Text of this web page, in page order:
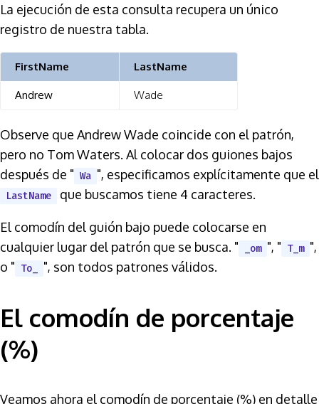
La ejecución de esta consulta recupera un único
registro de nuestra tabla.
FirstName LastName
Andrew Wade
Observe que Andrew Wade coincide con el patrón,
pero no Tom Waters. Al colocar dos guiones bajos
después de " Wa ", especificamos explícitamente que el
LastName que buscamos tiene 4 caracteres.
El comodín del guión bajo puede colocarse en
cualquier lugar del patrón que se busca. "
_om ", " T_m ",
o " To_ ", son todos patrones válidos.
El comodín de porcentaje
(%)
Veamos ahora el comodín de porcentaje (%) en detalle